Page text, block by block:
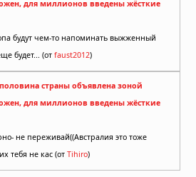
для миллионов введены жёсткие
будут чем-то напоминать выжженный
будет... (от faust2012)
страны объявлена зоной
для миллионов введены жёсткие
не переживай((Австралия это тоже
тебя не кас (от Tihiro)